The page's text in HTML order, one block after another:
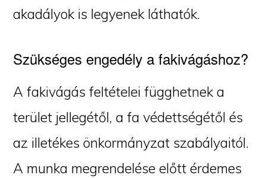
akadályok is legyenek láthatók.
Szükséges engedély a fakivágáshoz?
A fakivágás feltételei függhetnek a
terület jellegétől, a fa védettségétől és
az illetékes önkormányzat szabályaitól.
A munka megrendelése előtt érdemes